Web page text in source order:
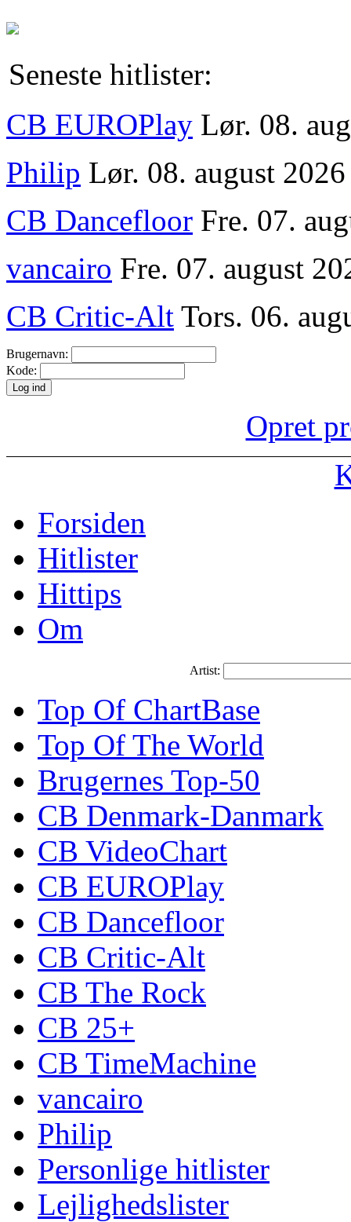
Seneste hitlister:
CB EUROPlay Lør. 08.
Philip Lør. 08. august
CB Dancefloor Fre. 07.
vancairo Fre. 07. august
CB Critic-Alt Tors. 06.
Brugernavn:
Kode:
Opret
Forsiden
Hitlister
Hittips
Om
Artist:
Top Of ChartBase
Top Of The World
Brugernes Top-50
CB Denmark-Danmark
CB VideoChart
CB EUROPlay
CB Dancefloor
CB Critic-Alt
CB The Rock
CB 25+
CB TimeMachine
vancairo
Philip
Personlige hitlister
Lejlighedslister